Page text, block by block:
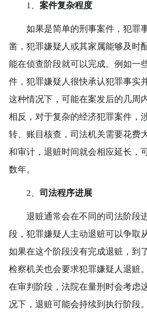
1、 案件复杂程度
如果是简单的刑事案件，犯罪
凿，犯罪嫌疑人或其家属能够及时
能在侦查阶段就可以完成。例如一
件，犯罪嫌疑人很快承认犯罪事实
这种情况下，可能在案发后的几周
相反，对于复杂的经济犯罪案件，
转、账目核查，司法机关需要花费
和审计，退赃时间就会相应延长，
数年。
2、 司法程序进展
退赃通常会在不同的司法阶段
段，犯罪嫌疑人主动退赃可以争取
如果在这个阶段没有完成退赃，到
检察机关也会要求犯罪嫌疑人退赃
在审判阶段，法院在量刑时会考虑
况下，退赃可能会持续到执行阶段